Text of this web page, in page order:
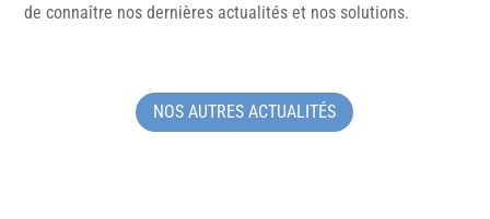
de connaître nos dernières actualités et nos solutions.
NOS AUTRES ACTUALITÉS